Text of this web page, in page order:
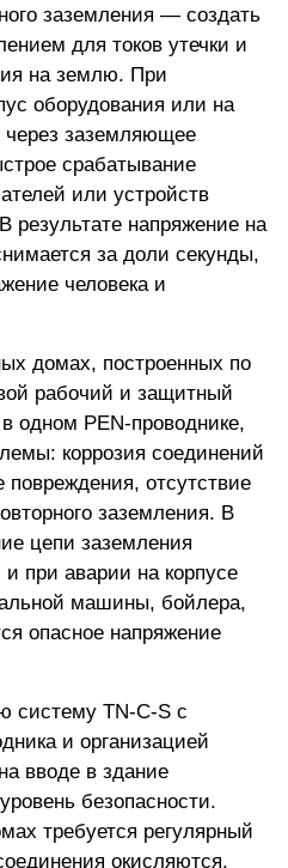
заземления — создать
для токов утечки и
на землю. При
оборудования или на
через заземляющее
срабатывание
или устройств
результате напряжение на
за доли секунды,
человека и
домах, построенных по
рабочий и защитный
одном PEN-проводнике,
коррозия соединений
повреждения, отсутствие
заземления. В
цепи заземления
и при аварии на корпусе
машины, бойлера,
опасное напряжение
систему TN-C-S с
и организацией
вводе в здание
безопасности.
требуется регулярный
окисляются,